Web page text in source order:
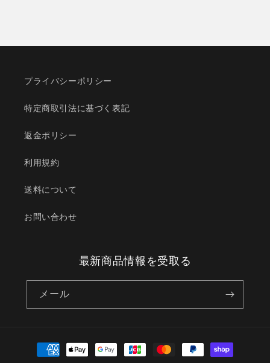
プライバシーポリシー
特定商取引法に基づく表記
返金ポリシー
利用規約
送料について
お問い合わせ
最新商品情報を受取る
メール